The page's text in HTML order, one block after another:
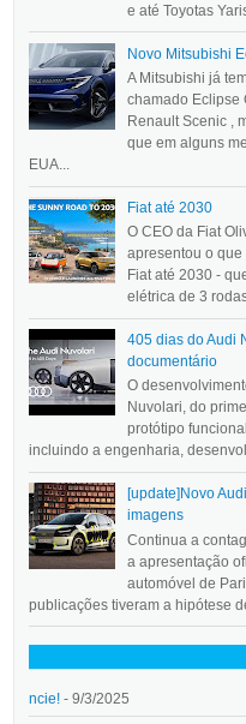
e até Toyotas
Novo Mitsubishi
A Mitsubishi já
chamado Eclipse
Renault Scenic ,
que em alguns
EUA...
Fiat até 2030
O CEO da Fiat
apresentou o
Fiat até 2030 -
elétrica de 3
405 dias do Audi
documentário
O
Nuvolari, do
protótipo
incluindo a engenharia,
[update]Novo
imagens
Continua a
a apresentação
automóvel de
publicações tiveram a hipótese
ncie! - 9/3/2025